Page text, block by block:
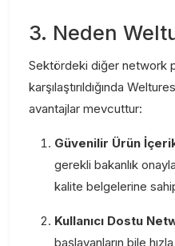
3. Neden
Sektördeki diğer network
karşılaştırıldığında
avantajlar mevcuttur:
Güvenilir Ürün
gerekli bakanlık
kalite belgelerine
Kullanıcı Dostu
başlayanların bile